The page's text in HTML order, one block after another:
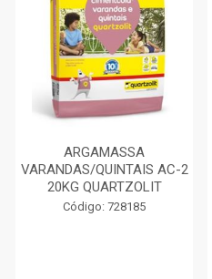
ARGAMASSA
VARANDAS/QUINTAIS AC-2
20KG QUARTZOLIT
Código: 728185